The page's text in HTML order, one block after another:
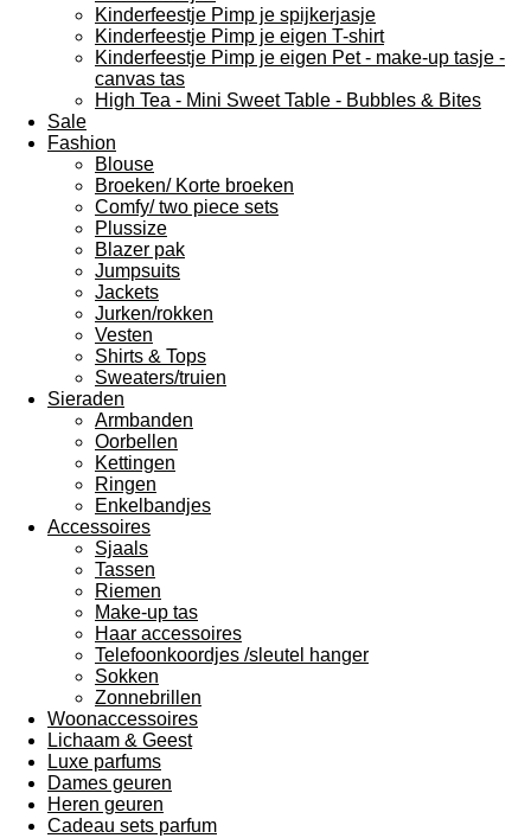
Kinderfeestje Pimp je spijkerjasje
Kinderfeestje Pimp je eigen T-shirt
Kinderfeestje Pimp je eigen Pet - make-up tasje -
canvas tas
High Tea - Mini Sweet Table - Bubbles & Bites
Sale
Fashion
Blouse
Broeken/ Korte broeken
Comfy/ two piece sets
Plussize
Blazer pak
Jumpsuits
Jackets
Jurken/rokken
Vesten
Shirts & Tops
Sweaters/truien
Sieraden
Armbanden
Oorbellen
Kettingen
Ringen
Enkelbandjes
Accessoires
Sjaals
Tassen
Riemen
Make-up tas
Haar accessoires
Telefoonkoordjes /sleutel hanger
Sokken
Zonnebrillen
Woonaccessoires
Lichaam & Geest
Luxe parfums
Dames geuren
Heren geuren
Cadeau sets parfum